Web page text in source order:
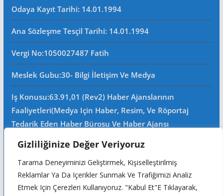
Gizliliğinize Değer Veriyoruz
Tarama Deneyiminizi Geliştirmek, Kişiselleştirilmiş
Reklamlar Ya Da Içerikler Sunmak Ve Trafiğimizi Analiz
Etmek Için Çerezleri Kullanıyoruz. "Kabul Et"e Tıklayarak,
Odaya Kayıt Tarihi: 14.01.1994
Ana Sözleşme Tesçil Tarihi: 14.01.1994
Vergi No:1050027487 Fatih
Meslek Gubu:30- Bilgi İletişim Ve Medya
Iş Konusu:63.91,01 (Rev2) Haber Ajanslarının
Faaliyetleri(Medya Için Haber, Resim, Ve Röportaj
Tedarik Eden Haber Bürosu Ve Haber Ajansı
Filimcilik, Yayıncılık, Prodöktörlük, Reklamcılık Işleri Ile
Ana Sözleşmede Yazılı Olan Diğer Işleri Yapar.
Mersis No: 0105002748700015